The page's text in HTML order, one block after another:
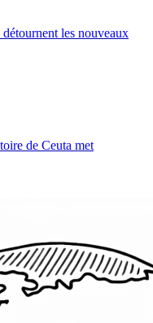
les nouveaux
de Ceuta met